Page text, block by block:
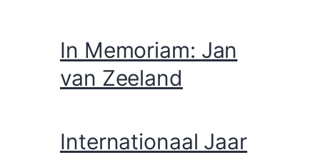
In Memoriam: Jan
van Zeeland
Internationaal Jaar